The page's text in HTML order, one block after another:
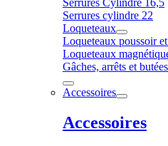
Serrures Cylindre 16,5
Serrures cylindre 22
Loqueteaux
Loqueteaux poussoir
Loqueteaux
Gâches, arrêts et butées
Accessoires
Accessoires